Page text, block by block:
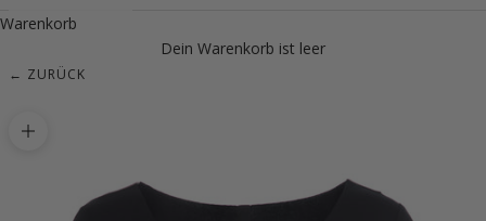
Warenkorb
Dein Warenkorb ist leer
← ZURÜCK
Bild vergrößern